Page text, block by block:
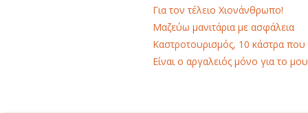
Για τον τέλειο Χιονάνθρωπο!
Μαζεύω μανιτάρια με ασφάλεια
Καστροτουρισμός, 10 κάστρα
Είναι ο αργαλειός μόνο για το